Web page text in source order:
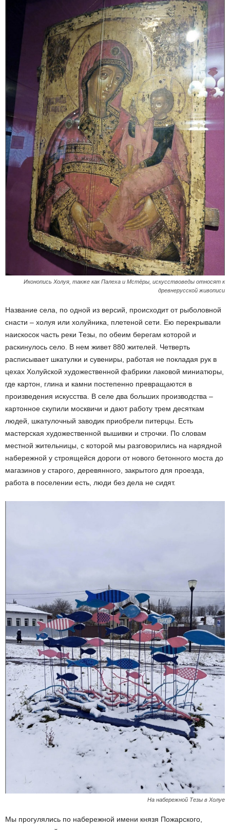
Иконопись Холуя, также как Палеха и Мстёры, искусствоведы относят к
древнерусской живописи
Название села, по одной из версий, происходит от рыболовной
снасти – холуя или холуйника, плетеной сети. Ею перекрывали
наискосок часть реки Тезы, по обеим берегам которой и
раскинулось село. В нем живет 880 жителей. Четверть
расписывает шкатулки и сувениры, работая не покладая рук в
цехах Холуйской художественной фабрики лаковой миниатюры,
где картон, глина и камни постепенно превращаются в
произведения искусства. В селе два больших производства –
картонное скупили москвичи и дают работу трем десяткам
людей, шкатулочный заводик приобрели питерцы. Есть
мастерская художественной вышивки и строчки. По словам
местной жительницы, с которой мы разговорились на нарядной
набережной у строящейся дороги от нового бетонного моста до
магазинов у старого, деревянного, закрытого для проезда,
работа в поселении есть, люди без дела не сидят.
На набережной Тезы в Холуе
Мы прогулялись по набережной имени князя Пожарского,